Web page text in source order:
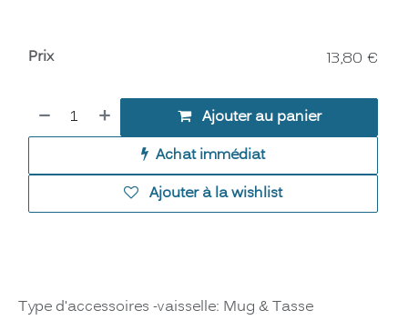
Ajouter au panier
Achat immédiat
Ajouter à la wishlist
Prix 13,80 €
Type d'accessoires -vaisselle: Mug & Tasse